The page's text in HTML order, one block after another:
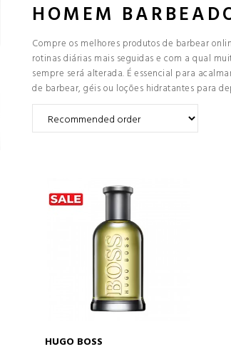
HOMEM
Compre os melhores produtos de barbear
rotinas diárias mais seguidas e com a qual
sempre será alterada. É essencial para
de barbear, géis ou loções hidratantes para
HUGO BOSS